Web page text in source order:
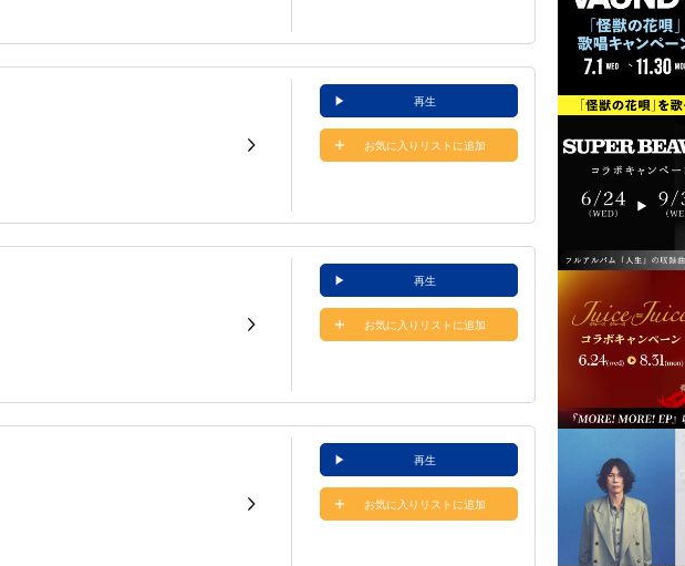
再生
お気に入りリストに追加
再生
お気に入りリストに追加
再生
お気に入りリストに追加